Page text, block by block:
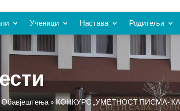
Ученици Настава Родитељи
Обавјештења»КОНКУРС „УМЕТНОСТ ПИСМА-